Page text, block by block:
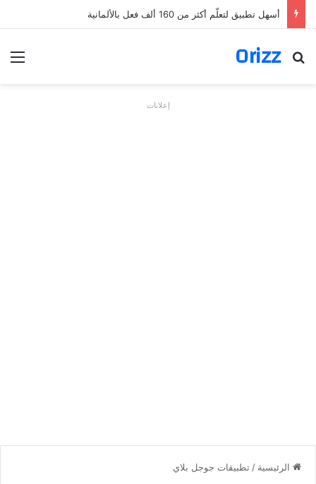
أسهل تطبيق لتعلّم أكثر من 160 ألف فعل بالألمانية
Orizz
بحث عن
إعلانات
الرئيسية / تطبيقات جوجل بلاي